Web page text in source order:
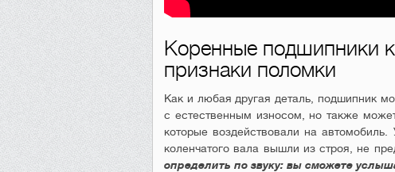
Коренные подшипники
признаки поломки
Как и любая другая деталь, подшипник
с естественным износом, но также
которые воздействовали на
коленчатого вала вышли из строя, не
определить по звуку: вы сможете